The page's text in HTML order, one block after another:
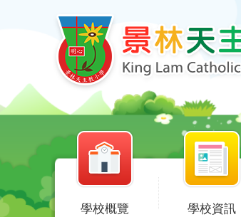
學校概覽 學校資訊